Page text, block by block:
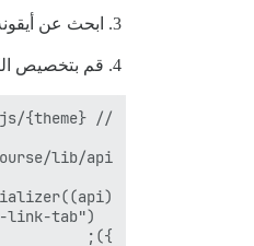
ابحث عن
قم بتخصيص
});